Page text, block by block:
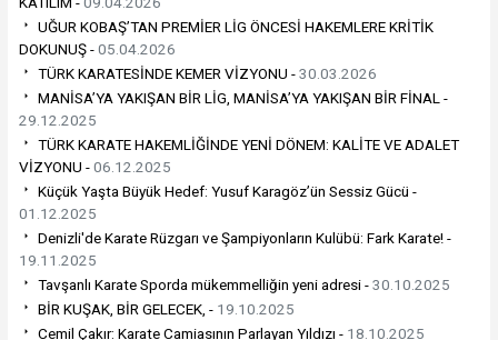
UĞUR KOBAŞ’TAN PREMİER LİG ÖNCESİ HAKEMLERE KRİTİK
DOKUNUŞ -05.04.2026
TÜRK KARATESİNDE KEMER VİZYONU -30.03.2026
MANİSA’YA YAKIŞAN BİR LİG, MANİSA’YA YAKIŞAN BİR FİNAL -
29.12.2025
TÜRK KARATE HAKEMLİĞİNDE YENİ DÖNEM: KALİTE VE ADALET
VİZYONU -06.12.2025
Küçük Yaşta Büyük Hedef: Yusuf Karagöz’ün Sessiz Gücü -
01.12.2025
Denizli'de Karate Rüzgarı ve Şampiyonların Kulübü: Fark Karate! -
19.11.2025
Tavşanlı Karate Sporda mükemmelliğin yeni adresi -30.10.2025
BİR KUŞAK, BİR GELECEK, - 19.10.2025
Cemil Çakır: Karate Camiasının Parlayan Yıldızı - 18.10.2025